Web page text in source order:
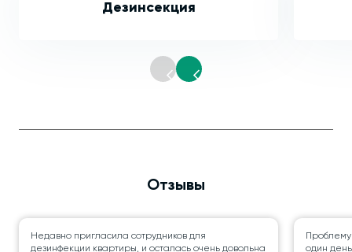
Дезинсекция
Отзывы
Недавно пригласила сотрудников для
дезинфекции квартиры, и осталась очень довольна
один